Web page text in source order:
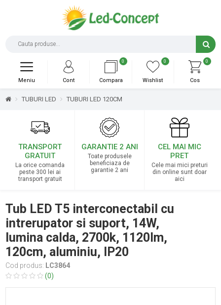
0
Cos
0
Wishlist
0
Compara
Cont
Meniu
TUBURI LED TUBURI LED 120CM
TRANSPORT
GRATUIT
La orice comanda
peste 300 lei ai
transport gratuit
GARANTIE 2 ANI
Toate produsele
beneficiaza de
garantie 2 ani
CEL MAI MIC
PRET
Cele mai mici preturi
din online sunt doar
aici
Tub LED T5 interconectabil cu
intrerupator si suport, 14W,
lumina calda, 2700k, 1120lm,
120cm, aluminiu, IP20
Cod produs: LC3864
(0)